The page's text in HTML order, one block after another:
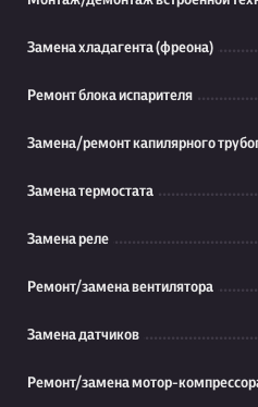
Замена хладагента (фреона)
Ремонт блока испарителя
Замена/ремонт капилярного
Замена термостата
Замена реле
Ремонт/замена вентилятора
Замена датчиков
Ремонт/замена мотор-